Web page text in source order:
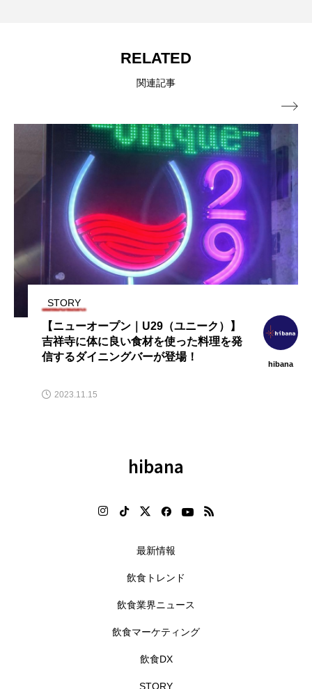
RELATED
関連記事
最新情報
【ニューオープン｜和食日和おさけと】
日本橋三越前に8店舗目が登場
hibana
2024.08.22

hibana
最新情報
飲食トレンド
飲食業界ニュース
飲食マーケティング
飲食DX
STORY